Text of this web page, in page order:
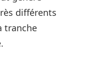
différents
tranche